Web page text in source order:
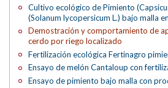
Cultivo ecológico de Pimiento
(Solanum lycopersicum L.) bajo malla
Demostración y comportamiento de
cerdo por riego localizado
Fertilización ecológica Fertinagro
Ensayo de melón Cantaloup con
Ensayo de pimiento bajo malla con